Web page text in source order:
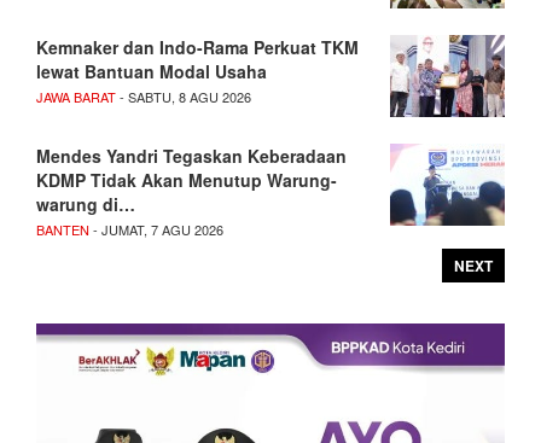
Kemnaker dan Indo-Rama Perkuat TKM
lewat Bantuan Modal Usaha
JAWA BARAT- SABTU, 8 AGU 2026
Mendes Yandri Tegaskan Keberadaan
KDMP Tidak Akan Menutup Warung-
warung di…
BANTEN - JUMAT, 7 AGU 2026
NEXT